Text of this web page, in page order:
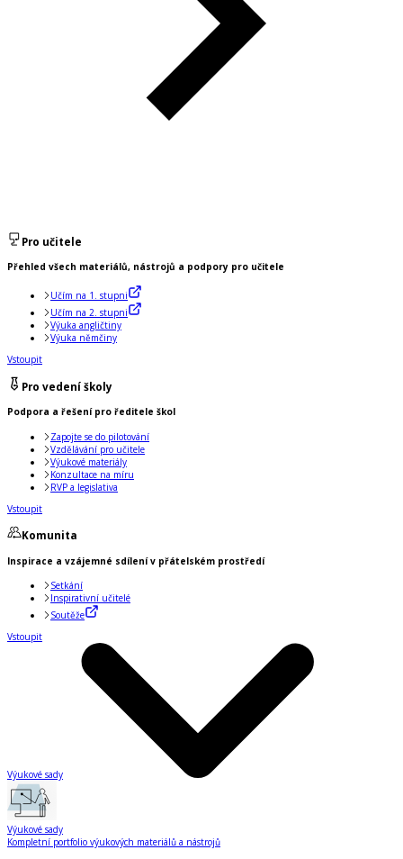
Pro učitele
Přehled všech materiálů, nástrojů a podpory pro učitele
Učím na 1. stupni
Učím na 2. stupni
Výuka angličtiny
Výuka němčiny
Vstoupit
Pro vedení školy
Podpora a řešení pro ředitele škol
Zapojte se do pilotování
Vzdělávání pro učitele
Výukové materiály
Konzultace na míru
RVP a legislativa
Vstoupit
Komunita
Inspirace a vzájemné sdílení v přátelském prostředí
Setkání
Inspirativní učitelé
Soutěže
Vstoupit
Výukové sady
Výukové sady
Kompletní portfolio výukových materiálů a nástrojů